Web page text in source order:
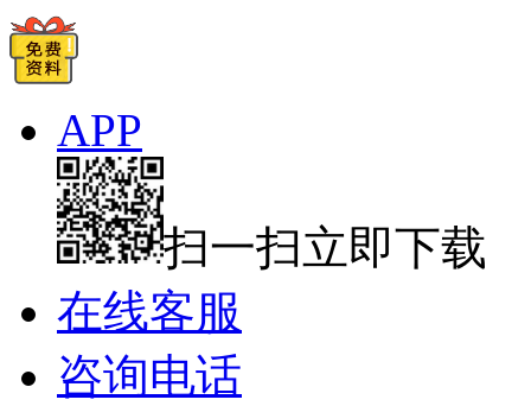
APP
扫一扫立即下载
在线客服
咨询电话